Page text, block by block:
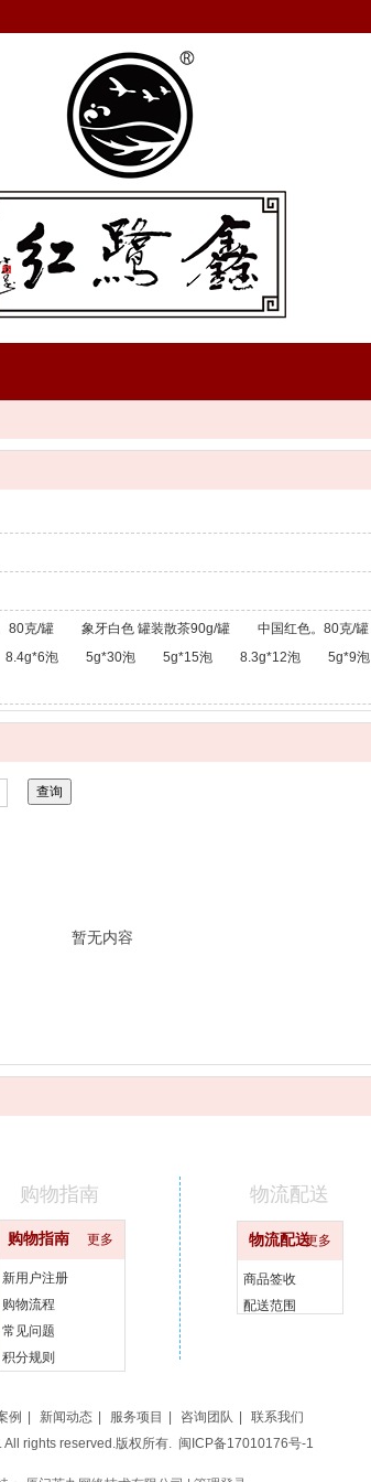
80克/罐 象牙白色 罐装散茶90g/罐 中国红色。80克/罐
8.4g*6泡 5g*30泡 5g*15泡 8.3g*12泡 5g*9泡
暂无内容
购物指南 更多
新用户注册
购物流程
常见问题
积分规则
物流配送更多
商品签收
配送范围
购物指南 物流配送
例 新闻动态 服务项目 咨询团队
联系我们
rights reserved.版权所有. 闽ICP备17010176号-1